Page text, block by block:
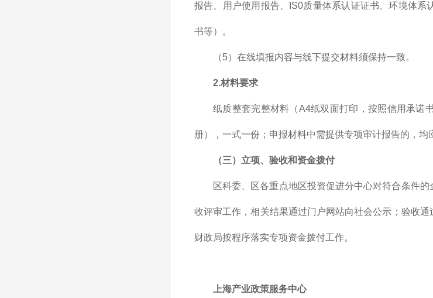
报告、用户使用报告、IS0质量体系认证证书、环境体
书等）。
（5）在线填报内容与线下提交材料须保持一致。
2.材料要求
纸质整套完整材料（A4纸双面打印，按照信用承诺
册），一式一份；申报材料中需提供专项审计报告的，均
（三）立项、验收和资金拨付
区科委、区各重点地区投资促进分中心对符合条件
收评审工作，相关结果通过门户网站向社会公示；验收
财政局按程序落实专项资金拨付工作。
上海产业政策服务中心